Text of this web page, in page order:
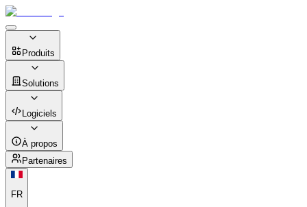
Produits
Solutions
Logiciels
À propos
Partenaires
FR